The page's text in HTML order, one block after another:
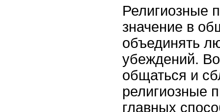
Религиозные
значение в
объединять
убеждений.
общаться и
религиозные
главных